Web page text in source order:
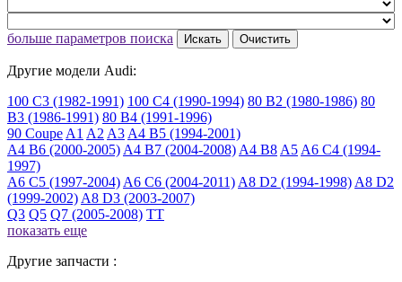
больше параметров поиска Искать Очистить
Другие модели Audi:
100 C3 (1982-1991) 100 C4 (1990-1994) 80 B2 (1980-1986) 80
B3 (1986-1991) 80 B4 (1991-1996)
90 Coupe A1 A2 A3 A4 B5 (1994-2001)
A4 B6 (2000-2005) A4 B7 (2004-2008) A4 B8 A5 A6 C4 (1994-
1997)
A6 C5 (1997-2004) A6 C6 (2004-2011) A8 D2 (1994-1998) A8 D2
(1999-2002) A8 D3 (2003-2007)
Q3 Q5 Q7 (2005-2008) TT
показать еще
Другие запчасти :